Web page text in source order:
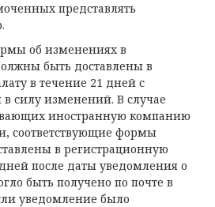
представлять
об изменениях в
быть доставлены в
в течение 21 дней с
силу изменений. В случае
иностранную компанию
соответствующие формы
в регистрационную
после даты уведомления о
быть получено по почте в
уведомление было